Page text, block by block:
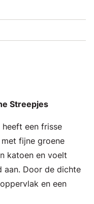
Streepjes
een frisse
fijne groene
katoen en voelt
aan. Door de dichte
en een